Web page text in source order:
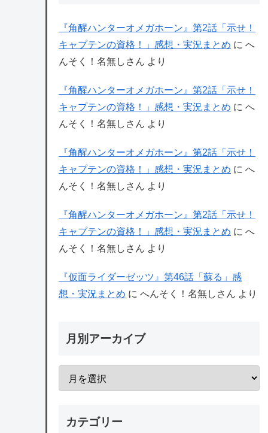
『角醒ハンターオメガホーン』第2話「示せ！
キャプテンの資格！」感想・実況まとめ に へ
んそく！名無しさん より
『角醒ハンターオメガホーン』第2話「示せ！
キャプテンの資格！」感想・実況まとめ に へ
んそく！名無しさん より
『角醒ハンターオメガホーン』第2話「示せ！
キャプテンの資格！」感想・実況まとめ に へ
んそく！名無しさん より
『角醒ハンターオメガホーン』第2話「示せ！
キャプテンの資格！」感想・実況まとめ に へ
んそく！名無しさん より
『仮面ライダーゼッツ』第46話「蘇る」感
想・実況まとめ に へんそく！名無しさん より
月別アーカイブ
カテゴリー